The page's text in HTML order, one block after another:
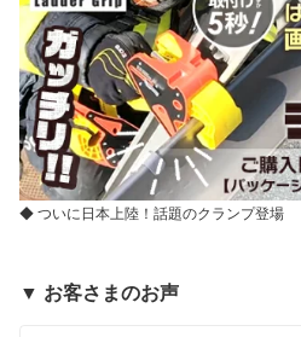
◆ ついに日本上陸！話題のクランプ登場
▼ お客さまのお声